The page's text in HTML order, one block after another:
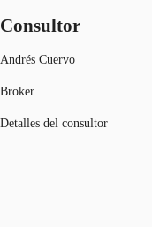
Consultor
Andrés Cuervo
Broker
Detalles del consultor